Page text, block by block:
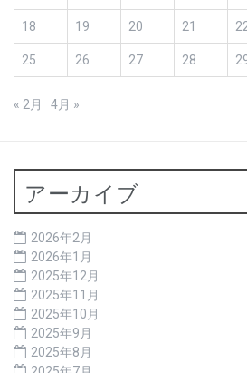
18 19 20 21
25 26 27 28
« 2月 4月 »
アーカイブ
2026年2月
2026年1月
2025年12月
2025年11月
2025年10月
2025年9月
2025年8月